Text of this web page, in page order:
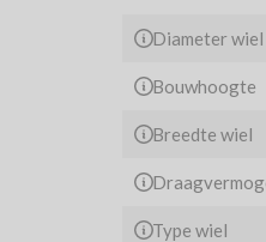
Diameter wiel
Bouwhoogte
Breedte wiel
Type wiel